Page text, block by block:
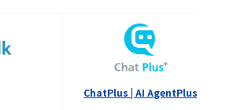
ChatPlus | AI AgentPlus